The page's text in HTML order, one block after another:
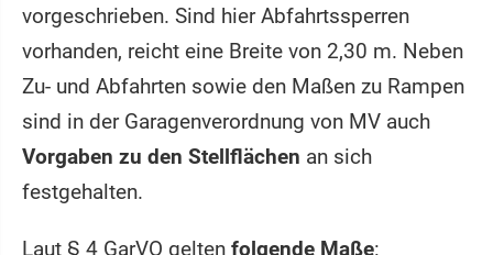
vorgeschrieben. Sind hier Abfahrtssperren
vorhanden, reicht eine Breite von 2,30 m. Neben
Zu- und Abfahrten sowie den Maßen zu Rampen
sind in der Garagenverordnung von MV auch
Vorgaben zu den Stellflächen an sich
festgehalten.
Laut § 4 GarVO gelten folgende Maße: